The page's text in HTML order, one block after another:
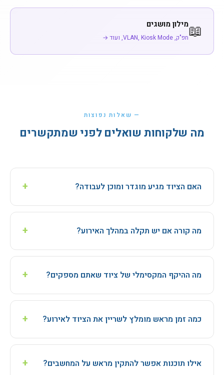
📖מילון מושגים
חפ"ק, VLAN, Kiosk Mode, ועוד →
— שאלות נפוצות
מה שלקוחות שואלים לפני שמתקשרים
האם הציוד מגיע מוגדר ומוכן לעבודה? +
בהחלט. אנחנו מגדירים מראש את המחשבים והראוטרים לפי
מיידי (Plug & Play). זה כולל התקנת תוכנות, חשבונות, וכל
הגדרה שצריך.
מה קורה אם יש תקלה במהלך האירוע? +
לכל אירוע מורכב מוקצה ציוד גיבוי (Back-up) כסטנדרט.
טכנאי צמוד בשטח. הניסיון שלנו של 20+ שנה אומר שאנחנו
יודעים לפתור כל תקלה במהירות.
מה ההיקף המקסימלי של ציוד שאתם מספקים? +
אין באמת מספר תקרה. אספקנו מאות מחשבים בו-זמנית
חירום שהוקם תוך כמה שעות במקום ללא תשתית אינטרנט.
הצוות והמלאי שלנו ערוכים להיקפים גדולים.
כמה זמן מראש מומלץ לשריין את הציוד לאירוע? +
להפקות גדולות וכנסים מומלץ לשריין ציוד כחודש מראש
המלאי הגדול שלנו, אנו יודעים לתת מענה גם להזמנות של
אילו תוכנות אפשר להתקין מראש על המחשבים? +